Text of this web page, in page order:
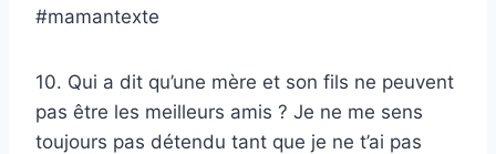
#mamantexte
10. Qui a dit qu’une mère et son fils ne peuvent
pas être les meilleurs amis ? Je ne me sens
toujours pas détendu tant que je ne t’ai pas